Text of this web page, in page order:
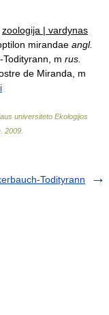
zoologija | vardynas
mirandae angl.
m rus.
de Miranda, m
universiteto Ekologijos
2009
Todityrann